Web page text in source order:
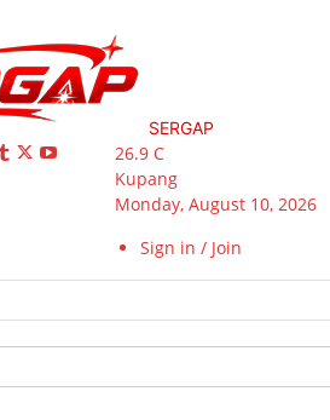
SERGAP
26.9 C
Kupang
Monday, August 10, 2026
Sign in / Join